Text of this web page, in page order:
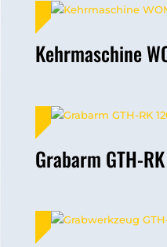
Kehrmaschine
Grabarm GTH-